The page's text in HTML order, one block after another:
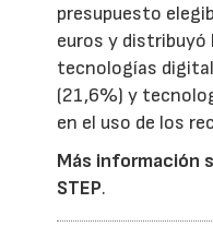
presupuesto
euros y
tecnologías
(21,6%) y
en el uso de los
Más información
STEP.